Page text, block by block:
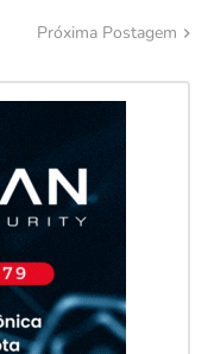
Próxima Postagem